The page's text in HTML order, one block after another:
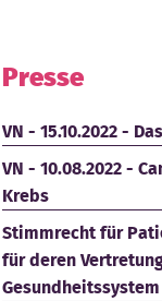
Presse
VN - 15.10.2022 -
VN - 10.08.2022 -
Krebs
Stimmrecht für
für deren
Gesundheitssystem